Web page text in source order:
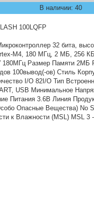
В наличии: 40
100LQFP
32 бита,
M4, 180 МГц, 2 МБ, 256
180МГц Размер Памяти 2МБ
100вывод(-ов) Стиль
I/O 82I/O Тип
USB Минимальное
Питания 3.6В Линия
Опасные Вещества) No
к Влажности (MSL) MSL 3